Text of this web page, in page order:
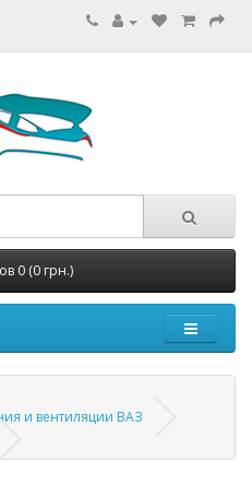
0 (0 грн.)
и вентиляции ВАЗ